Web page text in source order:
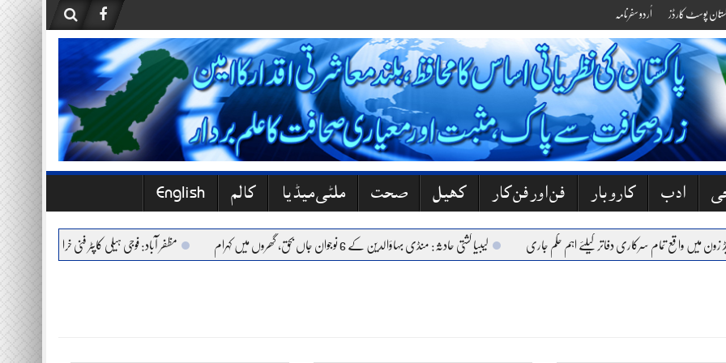
پوسٹ کارڈز اُردو سفرنامہ
ادب کاروبار فن اور فن کار کھیل صحت ملٹی میڈیا کالم English
میں واقع تمام سرکاری دفاتر کیلئے اہم حکم جاری لیبیا کشتی حادثہ: منڈی بہاؤالدین کے 6 نوجوان جاں بحق، گھروں میں کہرام مظفر آباد: فوجی ہیلی کاپٹر فنی خرابی کے باعث حادثے